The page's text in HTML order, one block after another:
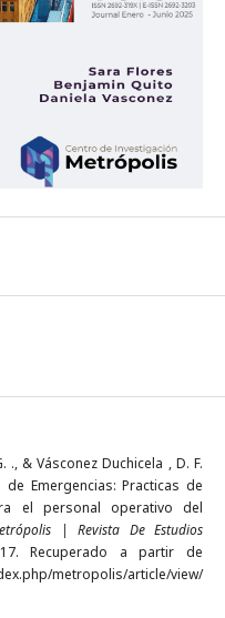
., & Vásconez Duchicela , D. F.
Emergencias: Practicas de
el personal operativo del
| Revista De Estudios
Recuperado a partir de
metropolis/article/view/